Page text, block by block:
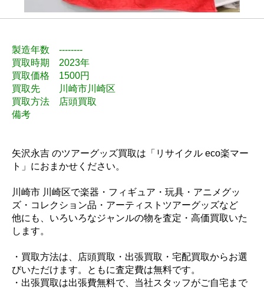
製造年数 --------
買取時期 2023年
買取価格 1500円
買取先 川崎市川崎区
買取方法 店頭買取
備考
矢沢永吉 のツアーグッズ買取は「リサイクル eco楽マー
ト」におまかせください。
川崎市 川崎区で楽器・フィギュア・玩具・アニメグッ
ズ・コレクション品・アーティストツアーグッズなど
他にも、いろいろなジャンルの物を査定・高価買取いた
します。
・買取方法は、店頭買取・出張買取・宅配買取からお選
びいただけます。ともに査定費は無料です。
・出張買取は出張費無料で、当社スタッフがご自宅まで